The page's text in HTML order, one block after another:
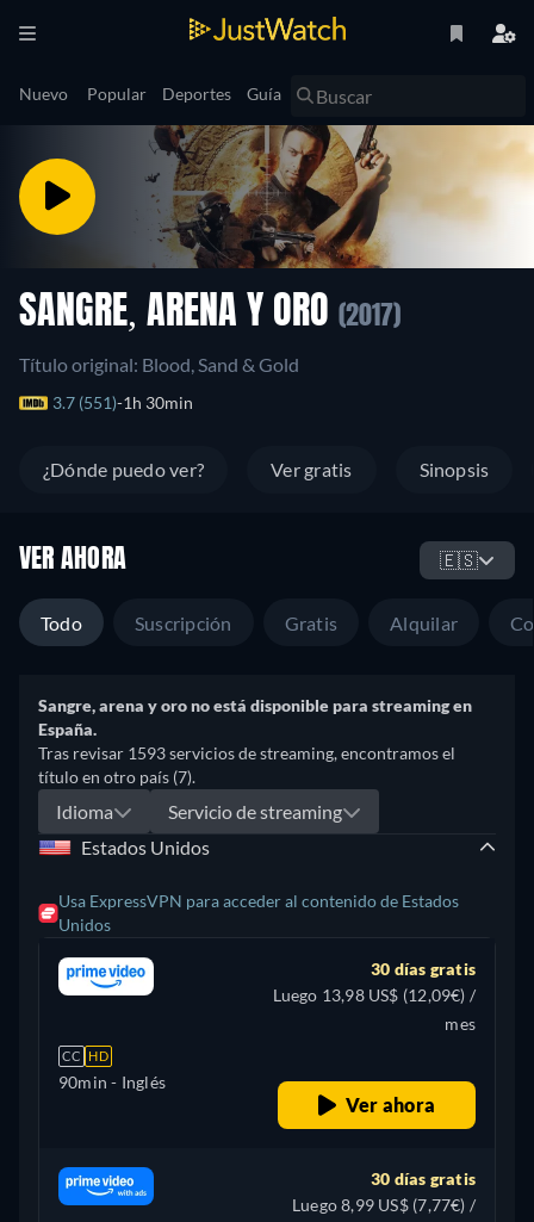
Nuevo Popular Deportes Guía
SANGRE, ARENA Y ORO (2017)
Título original: Blood, Sand & Gold
3.7 (551) 1h 30min
¿Dónde puedo ver? Ver gratis Sinopsis
VER AHORA 🇪🇸
Todo Suscripción Gratis Alquilar
Sangre, arena y oro no está disponible para streaming en
España.
Tras revisar 1593 servicios de streaming, encontramos el
título en otro país (7).
Idioma
Servicio de streaming
Estados Unidos
Usa ExpressVPN para acceder al contenido de Estados
Unidos
CC HD
90min - Inglés
30 días gratis
Luego 13,98 US$ (12,09€) /
mes
Ver ahora
30 días gratis
Luego 8,99 US$ (7,77€) /